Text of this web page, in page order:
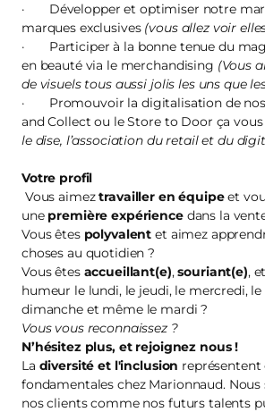
· Développer et optimiser notre
marques exclusives (vous allez voir
· Participer à la bonne tenue du
en beauté via le merchandising (Vous
de visuels tous aussi jolis les uns que
· Promouvoir la digitalisation de nos
and Collect ou le Store to Door ça vous
le dise, l’association du retail et du
Votre profil
Vous aimeztravailler en équipeet
une première expériencedans la
Vous êtes polyvalentet aimez
choses au quotidien ?
Vous êtes accueillant(e),souriant(e),
humeur le lundi, le jeudi, le mercredi, le
dimanche et même le mardi ?
Vous vous reconnaissez ?
N’hésitez plus, et rejoignez nous!
La diversité et l'inclusion représentent
fondamentales chez Marionnaud.
nos clients comme nos futurs talents